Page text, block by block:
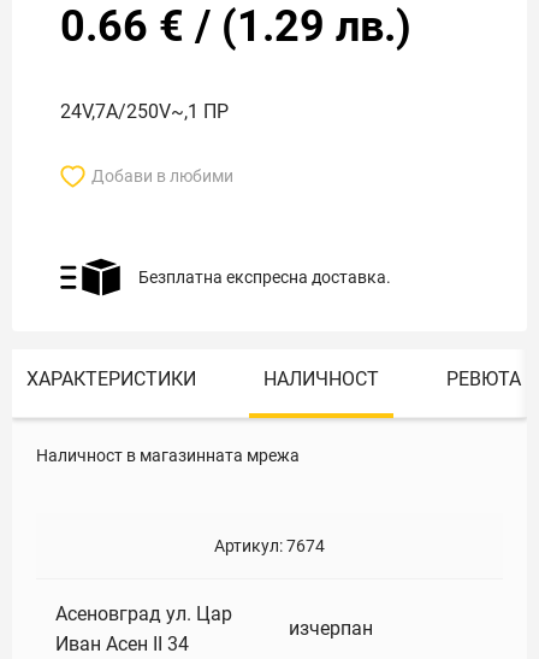
0.66 € / (1.29 лв.)
24V,7A/250V~,1 ПР
Добави в любими
Безплатна експресна доставка.
ХАРАКТЕРИСТИКИ НАЛИЧНОСТ РЕВЮТА
Наличност в магазинната мрежа
Артикул:7674
Асеновград ул. Цар
Иван Асен II 34
изчерпан